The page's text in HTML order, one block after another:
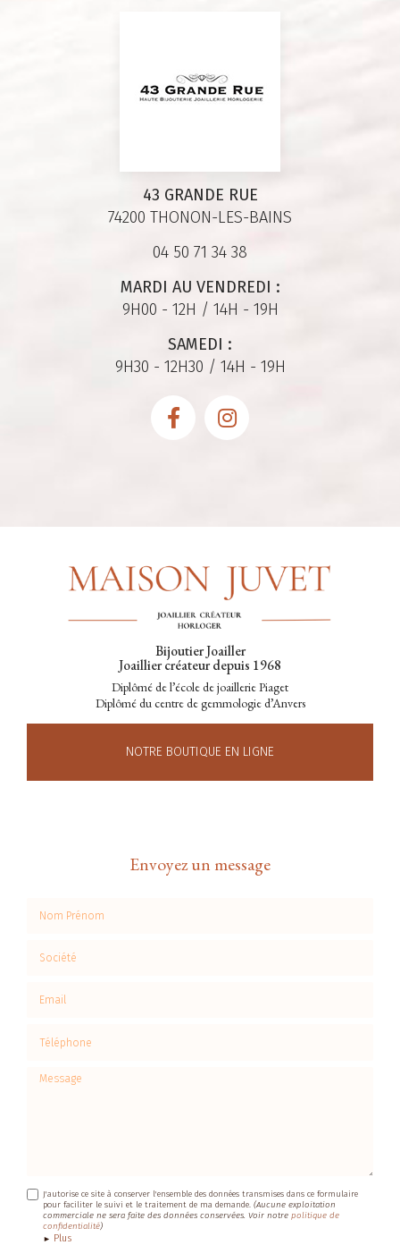
43 GRANDE RUE
74200 THONON-LES-BAINS
04 50 71 34 38
MARDI AU VENDREDI :
9H00 - 12H / 14H - 19H
SAMEDI :
9H30 - 12H30 / 14H - 19H
Bijoutier Joailler
Joaillier créateur depuis 1968
Diplômé de l’école de joaillerie Piaget
Diplômé du centre de gemmologie d’Anvers
NOTRE BOUTIQUE EN LIGNE
Envoyez un message
Message
J'autorise ce site à conserver l'ensemble des données transmises dans ce formulaire
pour faciliter le suivi et le traitement de ma demande.(Aucune exploitation
commerciale ne sera faite des données conservées. Voir notrepolitique de
confidentialité)
Plus